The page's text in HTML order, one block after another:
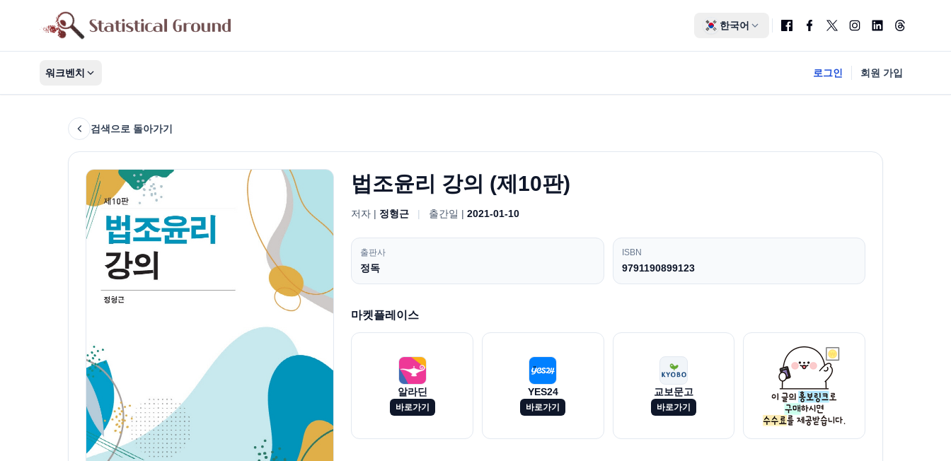
한국어
워크벤치 로그인 회원 가입
검색으로 돌아가기
법조윤리 강의 (제10판)
저자 | 정형근 | 출간일 |2021-01-10
출판사
정독
ISBN
9791190899123
마켓플레이스
알라딘
바로가기
YES24
바로가기
교보문고
바로가기